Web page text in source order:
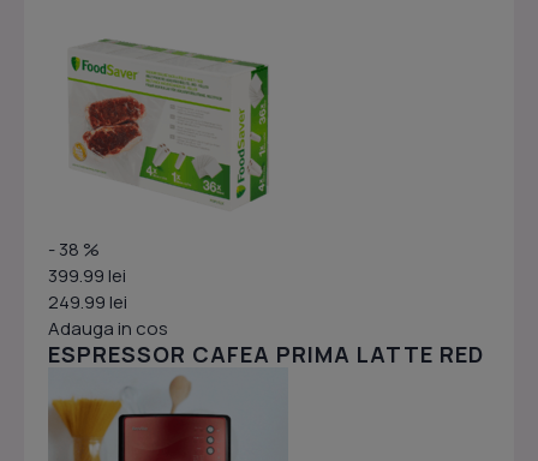
- 38 %
399.99 lei
249.99 lei
Adauga in cos
ESPRESSOR CAFEA PRIMA LATTE RED